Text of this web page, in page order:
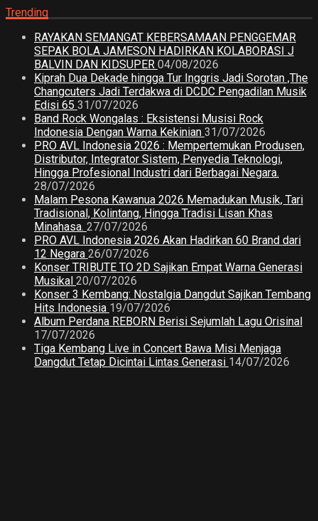
Trending
RAYAKAN SEMANGAT KEBERSAMAAN PENGGEMAR
SEPAK BOLA JAMESON HADIRKAN KOLABORASI J
BALVIN DAN KIDSUPER 04/08/2026
Kiprah Dua Dekade hingga Tur Inggris Jadi Sorotan ,The
Changcuters Jadi Terdakwa di DCDC Pengadilan Musik
Edisi 65 31/07/2026
Band Rock Wongalas : Eksistensi Musisi Rock
Indonesia Dengan Warna Kekinian 31/07/2026
PRO AVL Indonesia 2026 : Mempertemukan Produsen,
Distributor, Integrator Sistem, Penyedia Teknologi,
Hingga Profesional Industri dari Berbagai Negara.
28/07/2026
Malam Pesona Kawanua 2026 Memadukan Musik, Tari
Tradisional, Kolintang, Hingga Tradisi Lisan Khas
Minahasa. 27/07/2026
PRO AVL Indonesia 2026 Akan Hadirkan 60 Brand dari
12 Negara 26/07/2026
Konser TRIBUTE TO 2D Sajikan Empat Warna Generasi
Musikal 20/07/2026
Konser 3 Kembang: Nostalgia Dangdut Sajikan Tembang
Hits Indonesia 19/07/2026
Album Perdana REBORN Berisi Sejumlah Lagu Orisinal
17/07/2026
Tiga Kembang Live in Concert Bawa Misi Menjaga
Dangdut Tetap Dicintai Lintas Generasi 14/07/2026